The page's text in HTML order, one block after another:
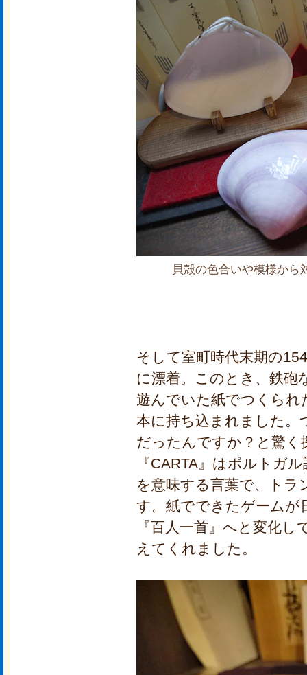
貝殻の色合いや模様から
そして室町時代末期の
に漂着。このとき、鉄砲
遊んでいた紙でつくられ
本に持ち込まれました
だったんですか？と驚く
『CARTA』はポルトガ
を意味する言葉で、トラ
す。紙でできたゲームが
『百人一首』へと変化
えてくれました。